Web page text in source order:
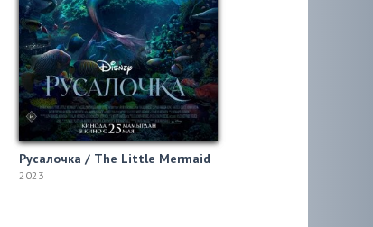
Русалочка / The Little Mermaid
2023